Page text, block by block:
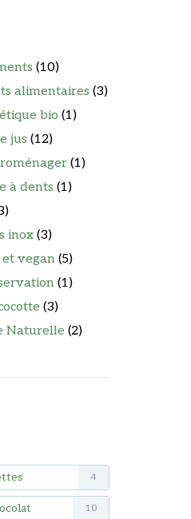
(10)
alimentaires (3)
bio (1)
jus (12)
(1)
à dents (1)
inox (3)
et vegan (5)
(1)
(3)
Naturelle (2)
4
10